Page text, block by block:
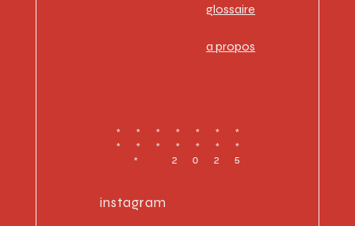
glossaire
a propos
*******
*******
* 2025
instagram